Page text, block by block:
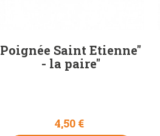
Poignée Saint Etienne"
- la paire"
4,50 €